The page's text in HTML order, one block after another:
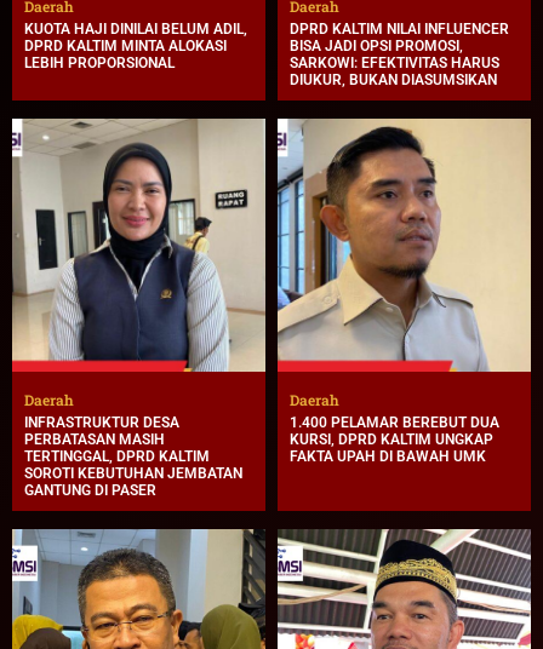
Daerah
KUOTA HAJI DINILAI BELUM ADIL,
DPRD KALTIM MINTA ALOKASI
LEBIH PROPORSIONAL
Daerah
DPRD KALTIM NILAI INFLUENCER
BISA JADI OPSI PROMOSI,
SARKOWI: EFEKTIVITAS HARUS
DIUKUR, BUKAN DIASUMSIKAN
Daerah
INFRASTRUKTUR DESA
PERBATASAN MASIH
TERTINGGAL, DPRD KALTIM
SOROTI KEBUTUHAN JEMBATAN
GANTUNG DI PASER
Daerah
1.400 PELAMAR BEREBUT DUA
KURSI, DPRD KALTIM UNGKAP
FAKTA UPAH DI BAWAH UMK